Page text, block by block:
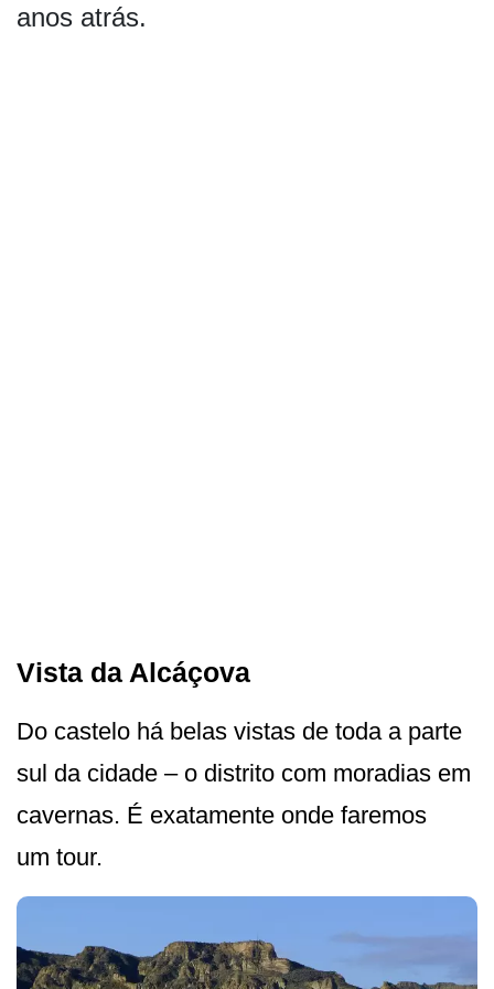
anos atrás.
Vista da Alcáçova
Do castelo há belas vistas de toda a parte
sul da cidade – o distrito com moradias em
cavernas. É exatamente onde faremos
um tour.